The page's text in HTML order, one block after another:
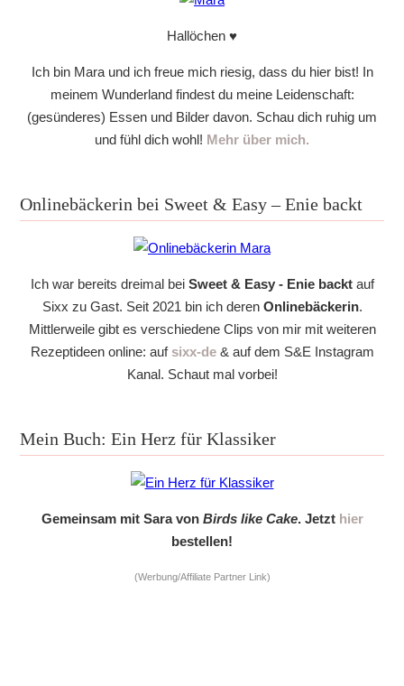
Hallöchen ♥
Ich bin Mara und ich freue mich riesig, dass du hier bist! In
meinem Wunderland findest du meine Leidenschaft:
(gesünderes) Essen und Bilder davon. Schau dich ruhig um
und fühl dich wohl! Mehr über mich.
Onlinebäckerin bei Sweet & Easy – Enie backt
Ich war bereits dreimal bei Sweet & Easy - Enie backtauf
Sixx zu Gast. Seit 2021 bin ich deren Onlinebäckerin.
Mittlerweile gibt es verschiedene Clips von mir mit weiteren
Rezeptideen online: auf sixx-de& auf dem S&E Instagram
Kanal. Schaut mal vorbei!
Mein Buch: Ein Herz für Klassiker
Gemeinsam mit Sara von Birds like Cake. Jetzt hier
bestellen!
(Werbung/Affiliate Partner Link)